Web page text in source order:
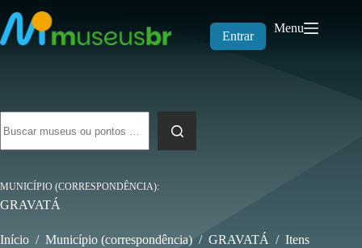
para
o
conteúdo
Entrar
Menu
resultados
MUNICÍPIO (CORRESPONDÊNCIA)
GRAVATÁ
Início / Município (correspondência) / GRAVATÁ / Itens